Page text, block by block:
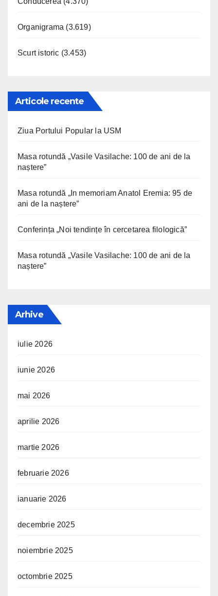
Organigrama (3.619)
Scurt istoric (3.453)
Articole recente
Ziua Portului Popular la USM
Masa rotundă „Vasile Vasilache: 100 de ani de la
naștere”
Masa rotundă „In memoriam Anatol Eremia: 95 de
ani de la naștere”
Conferința „Noi tendințe în cercetarea filologică”
Masa rotundă „Vasile Vasilache: 100 de ani de la
naștere”
Arhive
iulie 2026
iunie 2026
mai 2026
aprilie 2026
martie 2026
februarie 2026
ianuarie 2026
decembrie 2025
noiembrie 2025
octombrie 2025